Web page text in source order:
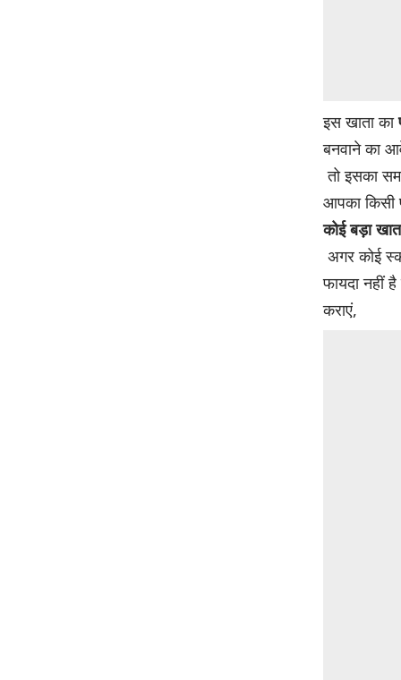
इस खाता का
बनवाने का
तो इसका
आपका किसी
कोई बड़ा
अगर कोई
फायदा नहीं
कराएं,